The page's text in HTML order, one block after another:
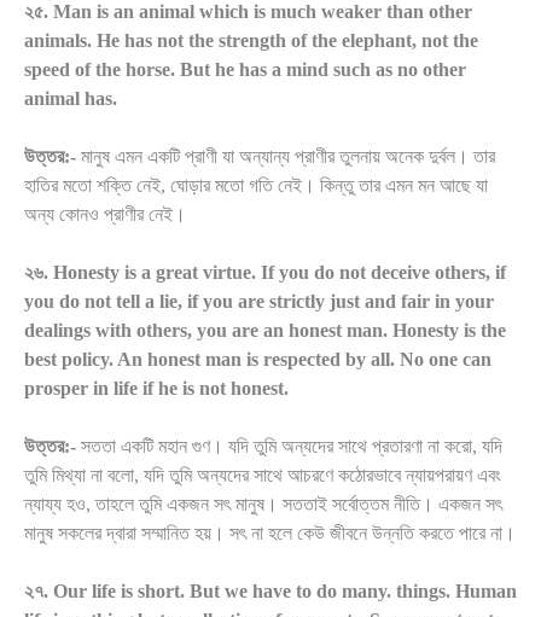
২৫. Man is an animal which is much weaker than other
animals. He has not the strength of the elephant, not the
speed of the horse. But he has a mind such as no other
animal has.
উত্তর:- মানুষ এমন একটি প্রাণী যা অন্যান্য প্রাণীর তুলনায় অনেক দুর্বল। তার
হাতির মতো শক্তি নেই, ঘোড়ার মতো গতি নেই। কিন্তু তার এমন মন আছে যা
অন্য কোনও প্রাণীর নেই।
২৬. Honesty is a great virtue. If you do not deceive others, if
you do not tell a lie, if you are strictly just and fair in your
dealings with others, you are an honest man. Honesty is the
best policy. An honest man is respected by all. No one can
prosper in life if he is not honest.
উত্তর:- সততা একটি মহান গুণ। যদি তুমি অন্যদের সাথে প্রতারণা না করো, যদি
তুমি মিথ্যা না বলো, যদি তুমি অন্যদের সাথে আচরণে কঠোরভাবে ন্যায়পরায়ণ এবং
ন্যায্য হও, তাহলে তুমি একজন সৎ মানুষ। সততাই সর্বোত্তম নীতি। একজন সৎ
মানুষ সকলের দ্বারা সম্মানিত হয়। সৎ না হলে কেউ জীবনে উন্নতি করতে পারে না।
২৭. Our life is short. But we have to do many. things. Human